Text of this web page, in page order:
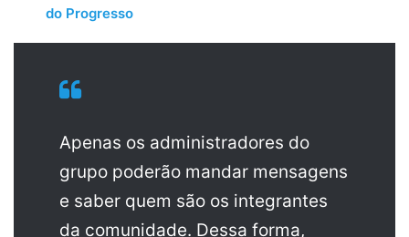
do Progresso
Apenas os administradores do
grupo poderão mandar mensagens
e saber quem são os integrantes
da comunidade. Dessa forma,